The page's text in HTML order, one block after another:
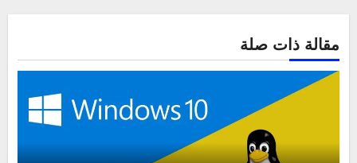
مقالة ذات صلة